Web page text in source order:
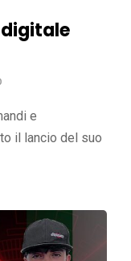
digitale
e
il lancio del suo